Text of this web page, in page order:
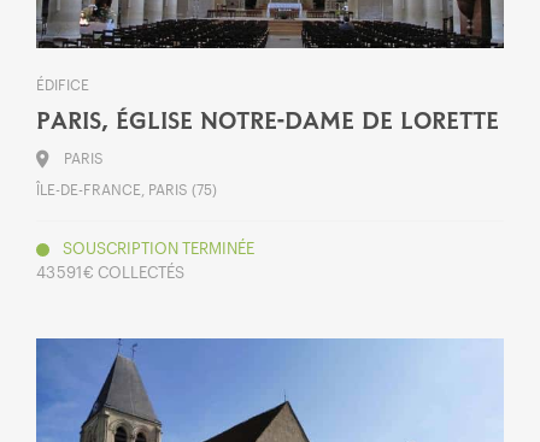
ÉDIFICE
PARIS, ÉGLISE NOTRE-DAME DE LORETTE
PARIS
ÎLE-DE-FRANCE, PARIS (75)
SOUSCRIPTION TERMINÉE
43 591 € COLLECTÉS